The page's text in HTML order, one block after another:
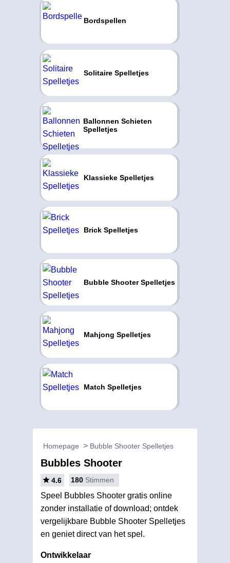
Bordspellen
Solitaire Spelletjes
Ballonnen Schieten
Spelletjes
Klassieke Spelletjes
Brick Spelletjes
Bubble Shooter Spelletjes
Mahjong Spelletjes
Match Spelletjes
Homepage Bubble Shooter Spelletjes
Bubbles Shooter
4.6 180 Stimmen
Speel Bubbles Shooter gratis online
zonder installatie of download; ontdek
vergelijkbare Bubble Shooter Spelletjes
en geniet direct van het spel.
Ontwikkelaar